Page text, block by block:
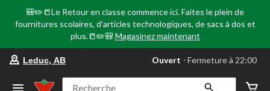
🎒✏️📒Le Retour en classe commence ici. Faites le plein de
fournitures scolaires, d'articles technologiques, de sacs à dos et
plus.📒✏️🎒 Magasinez maintenant
votre
préféré
Leduc, AB Ouvert ⋅ Fermeture à 22:00